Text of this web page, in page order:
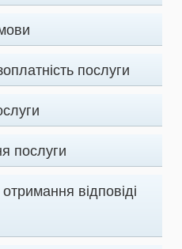
послуги
послуги
відповіді